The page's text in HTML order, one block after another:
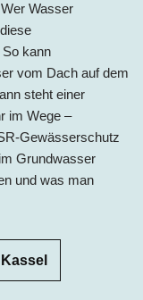
Wasser
kann
vom Dach auf dem
steht einer
im Wege –
Gewässerschutz
Grundwasser
und was man